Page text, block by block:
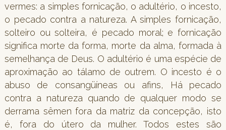
vermes: a simples fornicação, o adultério, o incesto,
o pecado contra a natureza. A simples fornicação,
solteiro ou solteira, é pecado moral; e fornicação
significa morte da forma, morte da alma, formada à
semelhança de Deus. O adultério é uma espécie de
aproximação ao tálamo de outrem. O incesto é o
abuso de consangüíneas ou afins, Há pecado
contra a natureza quando de qualquer modo se
derrama sêmen fora da matriz da concepção, isto
é, fora do útero da mulher. Todos estes são